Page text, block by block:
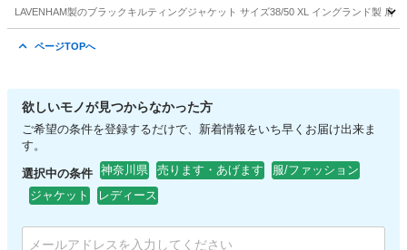
LAVENHAM製のブラックキルティングジャケット サイズ38/50 XL イングランド製 肩
ページTOPへ
欲しいモノが見つからなかった方
ご希望の条件を登録するだけで、新着情報をいち早くお届け出来ま
す。
選択中の条件 神奈川県 売ります・あげます
服/ファッション
ジャケット
レディース